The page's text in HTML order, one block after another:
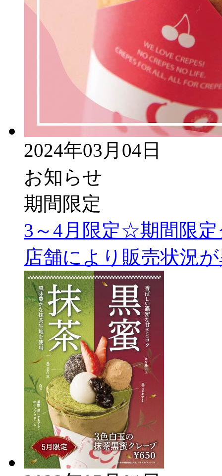
2024年03月04日
お知らせ
期間限定
3～4月限定☆期間限
店舗により販売状況